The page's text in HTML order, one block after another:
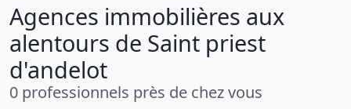
Agences immobilières aux
alentours de Saint priest
d'andelot
0 professionnels près de chez vous